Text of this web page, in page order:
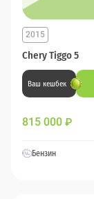
Chery Tiggo 5
2015
Ваш кешбек
815 000 ₽
Бензин